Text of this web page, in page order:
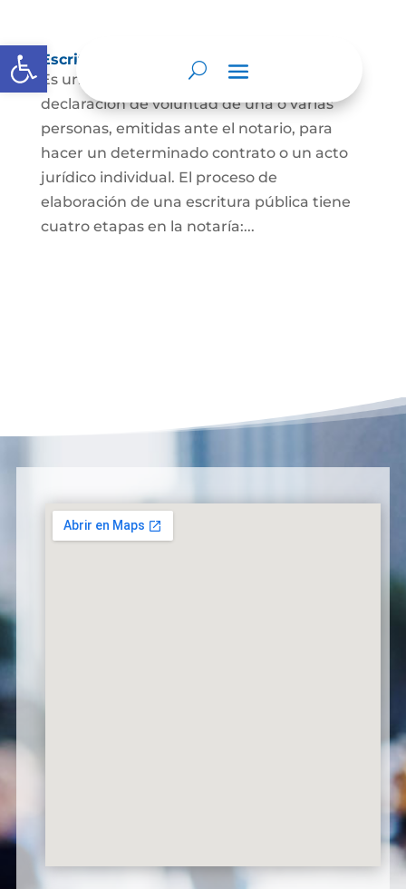
Abrir barra de herramientas
Escritura Pública
Es un documento que contiene la
declaración de voluntad de una o varias
personas, emitidas ante el notario, para
hacer un determinado contrato o un acto
jurídico individual. El proceso de
elaboración de una escritura pública tiene
cuatro etapas en la notaría:...